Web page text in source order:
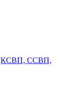
(КСВП, ССВП,